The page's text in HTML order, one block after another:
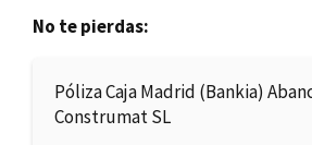
No te pierdas:
Póliza Caja Madrid (Bankia)
Construmat SL